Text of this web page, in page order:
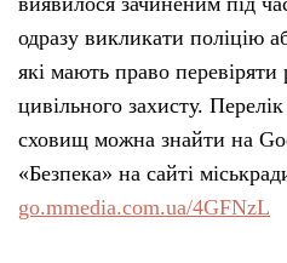
одразу викликати поліцію
які мають право перевіряти
цивільного захисту.
сховищ можна знайти на
«Безпека» на сайті
go.mmedia.com.ua/4GFNzL